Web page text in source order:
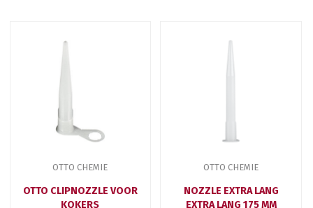
OTTO CHEMIE
OTTO CLIPNOZZLE VOOR
KOKERS
OTTO CHEMIE
NOZZLE EXTRA LANG
EXTRA LANG 175 MM